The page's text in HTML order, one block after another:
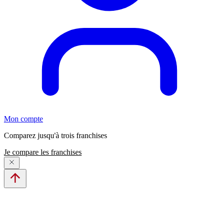
Mon compte
Comparez jusqu'à trois franchises
Je compare les franchises